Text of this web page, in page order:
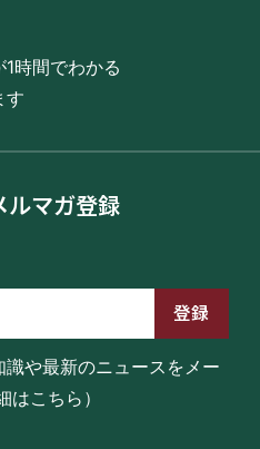
時間でわかる
す
ルマガ登録
や最新のニュースをメー
はこちら）